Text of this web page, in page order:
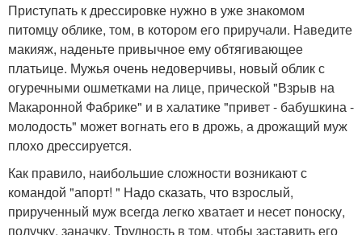
Приступать к дрессировке нужно в уже знакомом
питомцу облике, том, в котором его приручали. Наведите
макияж, наденьте привычное ему обтягивающее
платьице. Мужья очень недоверчивы, новый облик с
огуречными ошметками на лице, прической "Взрыв на
Макаронной Фабрике" и в халатике "привет - бабушкина -
молодость" может вогнать его в дрожь, а дрожащий муж
плохо дрессируется.
Как правило, наибольшие сложности возникают с
командой "апорт! " Надо сказать, что взрослый,
прирученный муж всегда легко хватает и несет поноску,
получку, заначку. Трудность в том, чтобы заставить его